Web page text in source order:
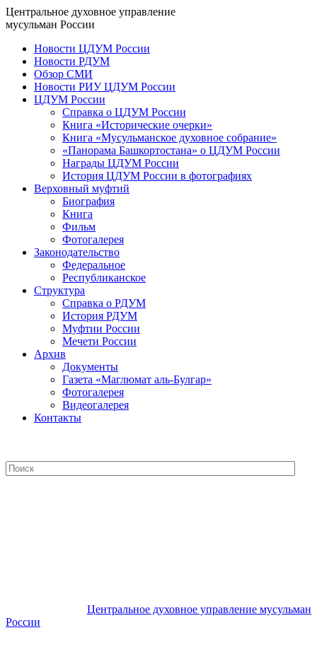
Центральное духовное управление
мусульман России
Новости ЦДУМ России
Новости РДУМ
Обзор СМИ
Новости РИУ ЦДУМ России
ЦДУМ России
Справка о ЦДУМ России
Книга «Исторические очерки»
Книга «Мусульманское духовное собрание»
«Панорама Башкортостана» о ЦДУМ России
Награды ЦДУМ России
История ЦДУМ России в фотографиях
Верховный муфтий
Биография
Книга
Фильм
Фотогалерея
Законодательство
Федеральное
Республиканское
Структура
Справка о РДУМ
История РДУМ
Муфтии России
Мечети России
Архив
Документы
Газета «Маглюмат аль-Булгар»
Фотогалерея
Видеогалерея
Контакты
Центральное духовное управление мусульман
России